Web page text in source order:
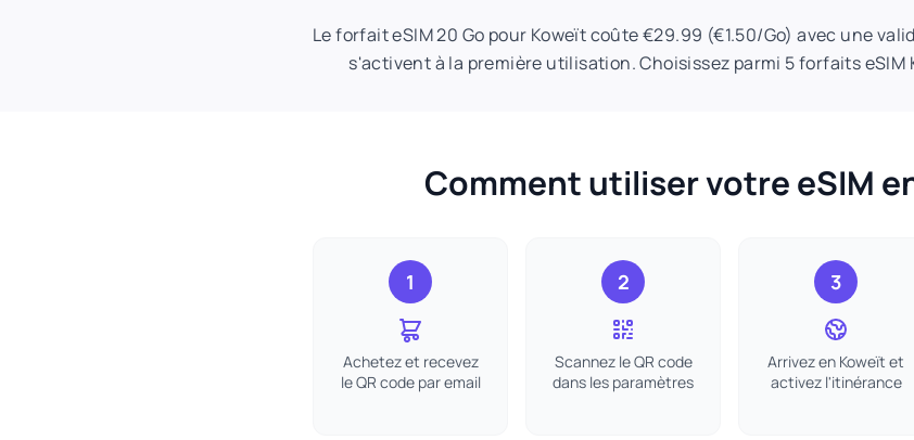
Le forfait eSIM 20 Go pour Koweït coûte €29.99 (€1.50/Go) avec une
s'activent à la première utilisation. Choisissez parmi 5 forfaits eSIM
Comment utiliser votre eSIM
1
Achetez et recevez
le QR code par email
2
Scannez le QR code
dans les paramètres
3
Arrivez en Koweït et
activez l'itinérance